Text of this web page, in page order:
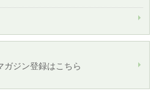
ガジン登録はこちら